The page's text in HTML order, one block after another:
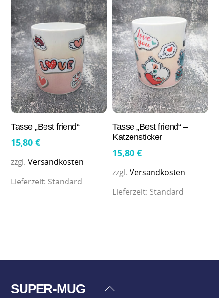
Tasse „Best friend“
15,80€
zzgl.Versandkosten
Lieferzeit: Standard
Tasse „Best friend“ –
Katzensticker
15,80€
zzgl.Versandkosten
Lieferzeit: Standard
Back
SUPER-MUG